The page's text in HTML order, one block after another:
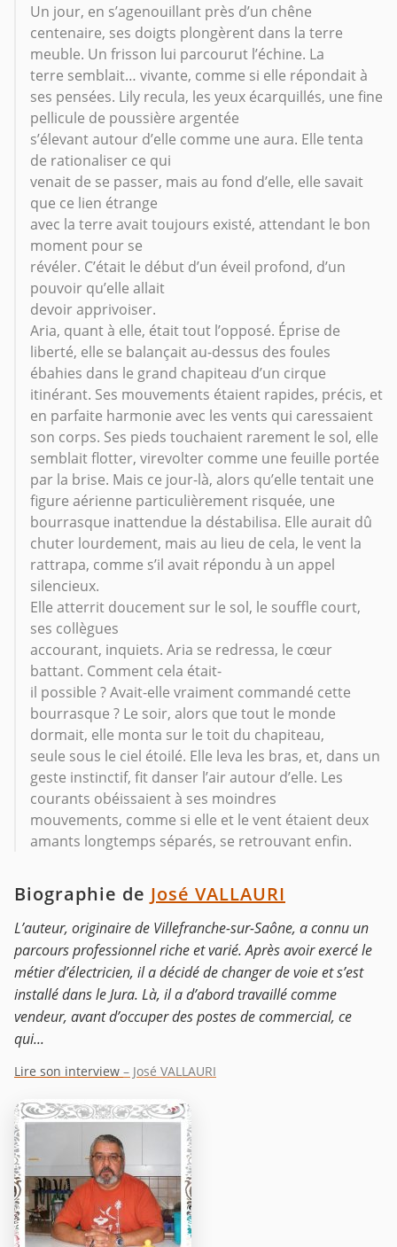
Un jour, en s’agenouillant près d’un chêne
centenaire, ses doigts plongèrent dans la terre
meuble. Un frisson lui parcourut l’échine. La
terre semblait… vivante, comme si elle répondait à
ses pensées. Lily recula, les yeux écarquillés, une fine
pellicule de poussière argentée
s’élevant autour d’elle comme une aura. Elle tenta
de rationaliser ce qui
venait de se passer, mais au fond d’elle, elle savait
que ce lien étrange
avec la terre avait toujours existé, attendant le bon
moment pour se
révéler. C’était le début d’un éveil profond, d’un
pouvoir qu’elle allait
devoir apprivoiser.
Aria, quant à elle, était tout l’opposé. Éprise de
liberté, elle se balançait au-dessus des foules
ébahies dans le grand chapiteau d’un cirque
itinérant. Ses mouvements étaient rapides, précis, et
en parfaite harmonie avec les vents qui caressaient
son corps. Ses pieds touchaient rarement le sol, elle
semblait flotter, virevolter comme une feuille portée
par la brise. Mais ce jour-là, alors qu’elle tentait une
figure aérienne particulièrement risquée, une
bourrasque inattendue la déstabilisa. Elle aurait dû
chuter lourdement, mais au lieu de cela, le vent la
rattrapa, comme s’il avait répondu à un appel
silencieux.
Elle atterrit doucement sur le sol, le souffle court,
ses collègues
accourant, inquiets. Aria se redressa, le cœur
battant. Comment cela était-
il possible ? Avait-elle vraiment commandé cette
bourrasque ? Le soir, alors que tout le monde
dormait, elle monta sur le toit du chapiteau,
seule sous le ciel étoilé. Elle leva les bras, et, dans un
geste instinctif, fit danser l’air autour d’elle. Les
courants obéissaient à ses moindres
mouvements, comme si elle et le vent étaient deux
amants longtemps séparés, se retrouvant enfin.
Biographie de José VALLAURI
L’auteur, originaire de Villefranche-sur-Saône, a connu un
parcours professionnel riche et varié. Après avoir exercé le
métier d’électricien, il a décidé de changer de voie et s’est
installé dans le Jura. Là, il a d’abord travaillé comme
vendeur, avant d’occuper des postes de commercial, ce
qui...
Lire son interview – José VALLAURI